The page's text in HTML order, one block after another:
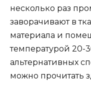
несколько раз
заворачивают в
материала и
температурой 20-
альтернативных
можно прочитать